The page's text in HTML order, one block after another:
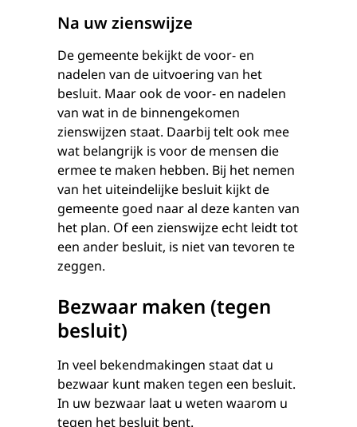
Na uw zienswijze
De gemeente bekijkt de voor- en
nadelen van de uitvoering van het
besluit. Maar ook de voor- en nadelen
van wat in de binnengekomen
zienswijzen staat. Daarbij telt ook mee
wat belangrijk is voor de mensen die
ermee te maken hebben. Bij het nemen
van het uiteindelijke besluit kijkt de
gemeente goed naar al deze kanten van
het plan. Of een zienswijze echt leidt tot
een ander besluit, is niet van tevoren te
zeggen.
Bezwaar maken (tegen
besluit)
In veel bekendmakingen staat dat u
bezwaar kunt maken tegen een besluit.
In uw bezwaar laat u weten waarom u
tegen het besluit bent.